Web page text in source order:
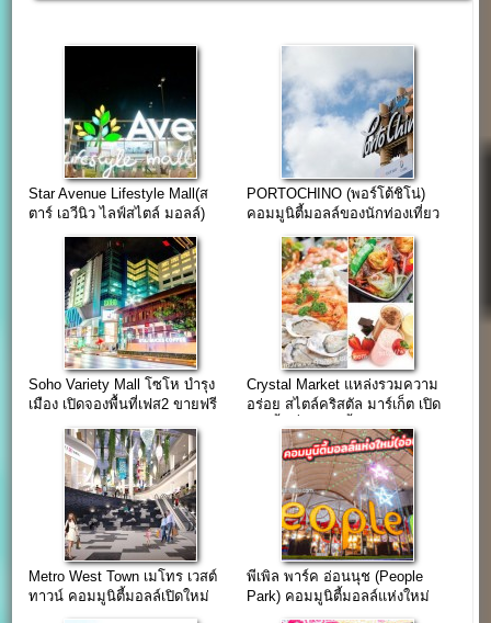
Star Avenue Lifestyle Mall(ส
ตาร์ เอวีนิว ไลฟ์สไตล์ มอลล์)
PORTOCHINO (พอร์โต้ชิโน่)
คอมมูนิตี้มอลล์ของนักท่องเที่ยว
Soho Variety Mall โซโห บํารุง
เมือง เปิดจองพื้นที่เฟส2 ขายฟรี
Crystal Market แหล่งรวมความ
อร่อย สไตล์คริสตัล มาร์เก็ต เปิด
Metro West Town เมโทร เวสต์
ทาวน์ คอมมูนิตี้มอลล์เปิดใหม่
พีเพิล พาร์ค อ่อนนุช (People
Park) คอมมูนิตี้มอลล์แห่งใหม่